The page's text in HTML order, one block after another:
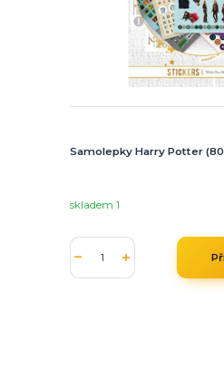
Samolepky Harry Potter
skladem 1